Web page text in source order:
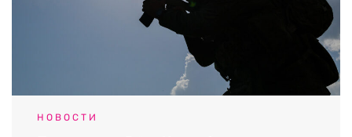
НОВОСТИ